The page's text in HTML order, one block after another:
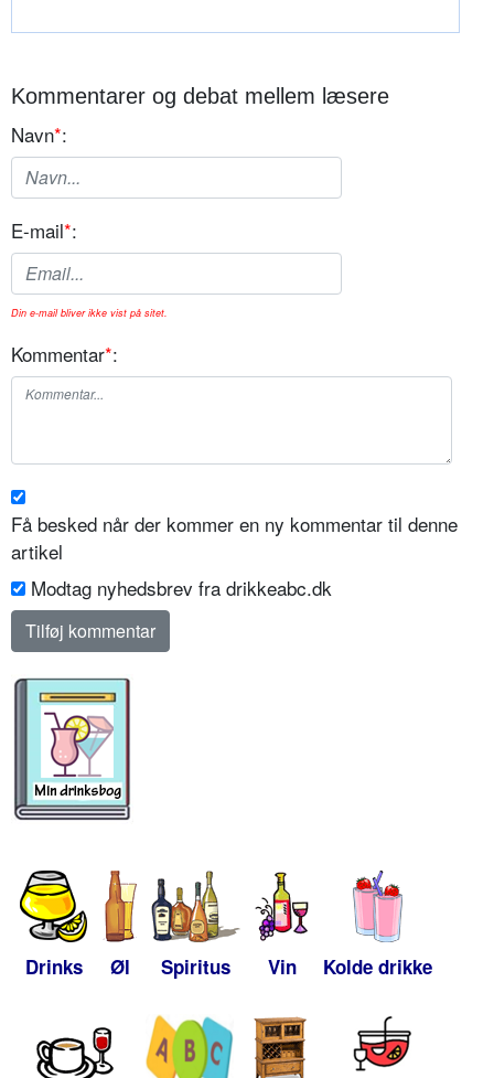
Kommentarer og debat mellem læsere
Navn*:
E-mail*:
Din e-mail bliver ikke vist på sitet.
Kommentar*:
Få besked når der kommer en ny kommentar til denne
artikel
Modtag nyhedsbrev fra drikkeabc.dk
Drinks Øl Spiritus Vin Kolde drikke